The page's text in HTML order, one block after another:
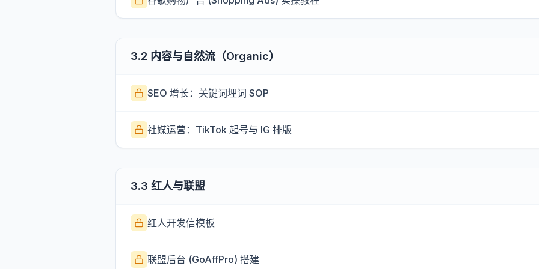
3.2 内容与自然流（Organic）
SEO 增长：关键词埋词 SOP
社媒运营：TikTok 起号与 IG 排版
3.3 红人与联盟
红人开发信模板
联盟后台 (GoAffPro) 搭建